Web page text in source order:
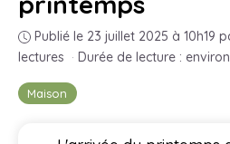
Maison
Publié le 23 juillet 2025 à 10h19
lectures · Durée de lecture :